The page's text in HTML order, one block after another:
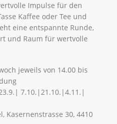
Impulse für den
Kaffee oder Tee und
eine entspannte Runde,
und Raum für wertvolle
jeweils von 14.00 bis
7.10.|21.10.|​​​​​​​4.11.|​​​​​​​
Kasernenstrasse 30, 4410